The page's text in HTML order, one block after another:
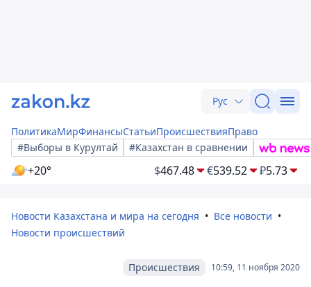
Рус
ПолитикаМирФинансыСтатьиПроисшествияПраво
#Выборы в Курултай
#Казахстан в сравнении
+20° $467.48 €539.52 ₽5.73
Новости Казахстана и мира на сегодня
Все новости
Новости происшествий
10:59, 11 ноября 2020
Происшествия